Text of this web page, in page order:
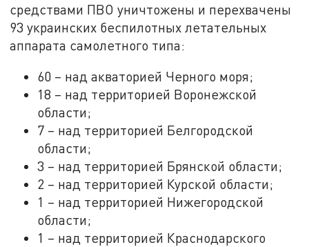
средствами ПВО уничтожены и перехвачены
93 украинских беспилотных летательных
аппарата самолетного типа:
60 – над акваторией Черного моря;
18 – над территорией Воронежской
области;
7 – над территорией Белгородской
области;
3 – над территорией Брянской области;
2 – над территорией Курской области;
1 – над территорией Нижегородской
области;
1 – над территорией Краснодарского